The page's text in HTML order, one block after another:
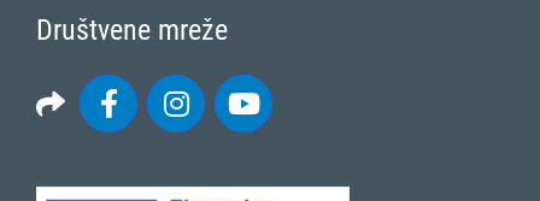
Društvene mreže